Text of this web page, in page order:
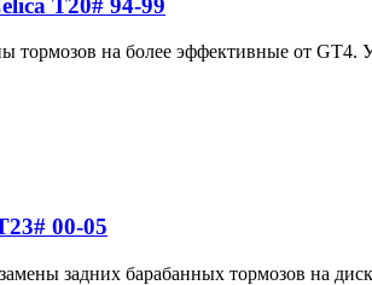
на более эффективные от GT4.
00-05
задних барабанных тормозов на